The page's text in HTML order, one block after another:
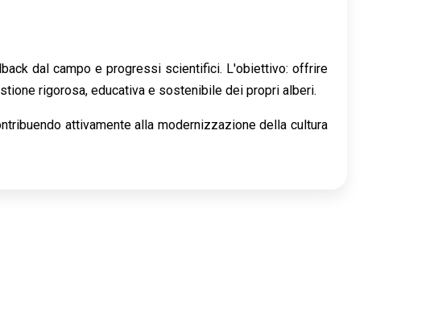
dal campo e progressi scientifici. L'obiettivo: offrire
rigorosa, educativa e sostenibile dei propri alberi.
attivamente alla modernizzazione della cultura